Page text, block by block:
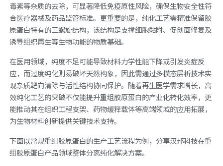
毒素等杂质的去除，可显著降低免疫原性风险，确保生物安全性符
合医疗器械及药品监管标准。更重要的是，纯化工艺需精准保留胶
原蛋白特有的三螺旋结构，该结构是支撑细胞黏附、促创面修复及
诱导组织再生等生物功能的物质基础。
在医用领域，纯度不足可能导致材料力学性能下降或引发炎症反
应，而过度纯化则易破坏天然构象，因此需通过多模态层析技术实
现杂质靶向清除与活性结构协同保护。随着再生医学需求增长，高
效纯化工艺的突破不仅能提升重组胶原蛋白的产业化转化效率，更
能推动其在组织工程支架、药物缓释载体等高端领域的应用拓展，
为生物材料创新提供关键技术支持。
下面以常规重组胶原蛋白的生产工艺流程为例，分享汉邦科技在重
组胶原蛋白产品领域整体分离纯化解决方案。